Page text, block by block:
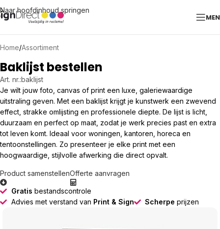
Naar hoofdinhoud springen
Home/Assortiment
Baklijst bestellen
Art. nr.:baklijst
Je wilt jouw foto, canvas of print een luxe, galeriewaardige
uitstraling geven. Met een baklijst krijgt je kunstwerk een zwevend
effect, strakke omlijsting en professionele diepte. De lijst is licht,
duurzaam en perfect op maat, zodat je werk precies past en extra
tot leven komt. Ideaal voor woningen, kantoren, horeca en
tentoonstellingen. Zo presenteer je elke print met een
hoogwaardige, stijlvolle afwerking die direct opvalt.
Product samenstellenOfferte aanvragen
Gratis bestandscontrole
Advies met verstand van Print & Sign Scherpe prijzen